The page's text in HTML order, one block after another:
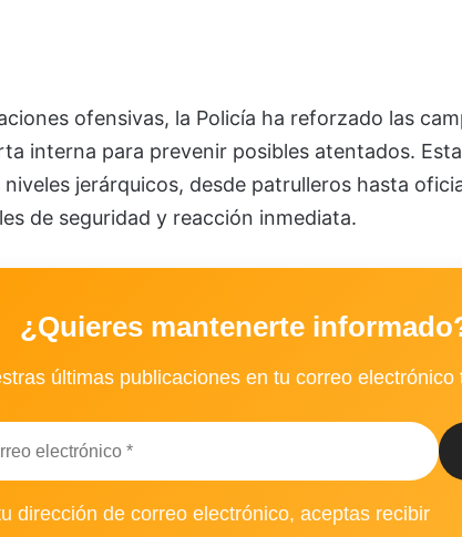
ofensivas, la Policía ha reforzado las
interna para prevenir posibles atentados.
jerárquicos, desde patrulleros hasta
de seguridad y reacción inmediata.
¿Quieres mantenerte
últimas publicaciones en tu correo electrónico
dirección de correo electrónico, aceptas recibir